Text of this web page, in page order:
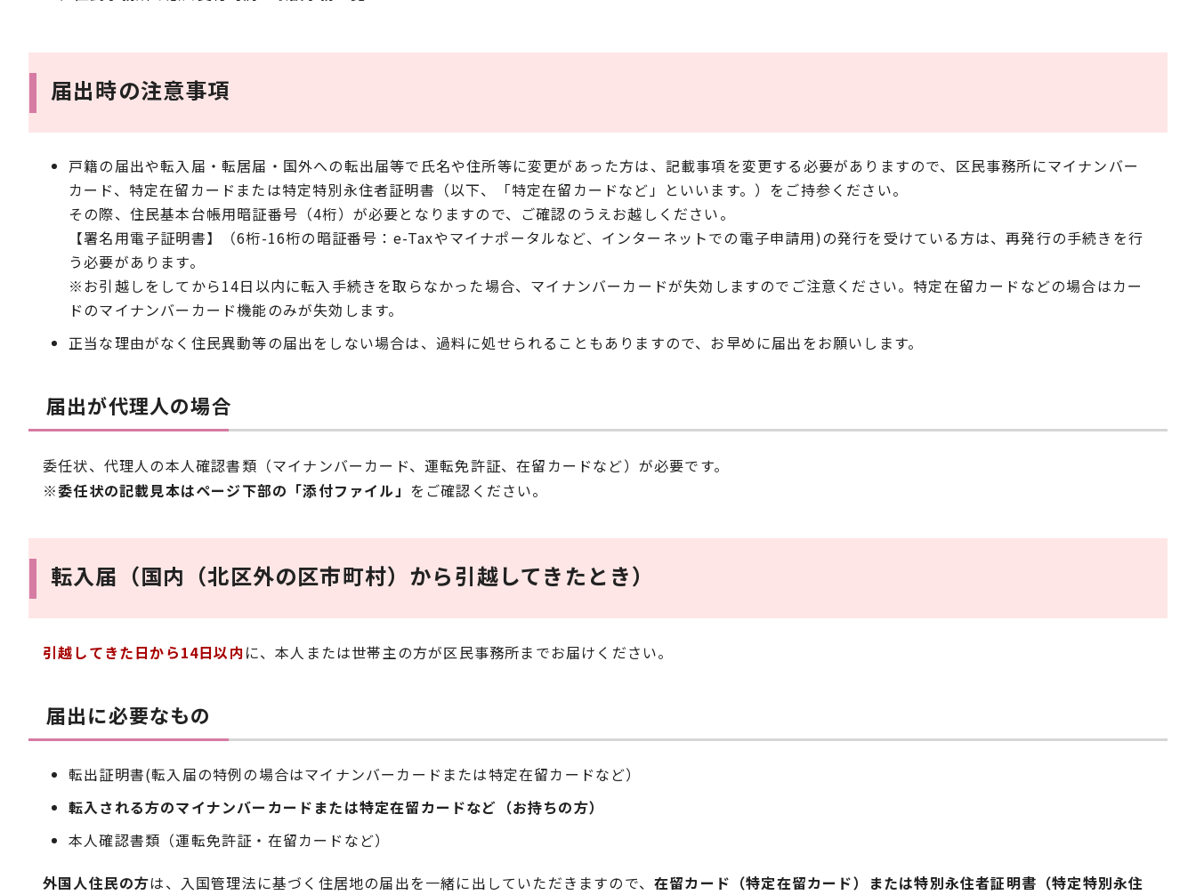
届出時の注意事項
戸籍の届出や転入届・転居届・国外への転出届等で氏名や住所等に変更があった方は、記載事項を変更する必要がありますので、区民事務所にマイナンバー
カード、特定在留カードまたは特定特別永住者証明書（以下、「特定在留カードなど」といいます。）をご持参ください。
その際、住民基本台帳用暗証番号（4桁）が必要となりますので、ご確認のうえお越しください。
【署名用電子証明書】（6桁-16桁の暗証番号：e-Taxやマイナポータルなど、インターネットでの電子申請用)の発行を受けている方は、再発行の手続きを行
う必要があります。
※お引越しをしてから14日以内に転入手続きを取らなかった場合、マイナンバーカードが失効しますのでご注意ください。特定在留カードなどの場合はカー
ドのマイナンバーカード機能のみが失効します。
正当な理由がなく住民異動等の届出をしない場合は、過料に処せられることもありますので、お早めに届出をお願いします。
届出が代理人の場合
委任状、代理人の本人確認書類（マイナンバーカード、運転免許証、在留カードなど）が必要です。
※委任状の記載見本はページ下部の「添付ファイル」 をご確認ください。
転入届（国内（北区外の区市町村）から引越してきたとき）
引越してきた日から14日以内 に、本人または世帯主の方が区民事務所までお届けください。
届出に必要なもの
転出証明書(転入届の特例の場合はマイナンバーカードまたは特定在留カードなど）
転入される方のマイナンバーカードまたは特定在留カードなど（お持ちの方）
本人確認書類（運転免許証・在留カードなど）
外国人住民の方は、入国管理法に基づく住居地の届出を一緒に出していただきますので、在留カード（特定在留カード）または特別永住者証明書（特定特別永住